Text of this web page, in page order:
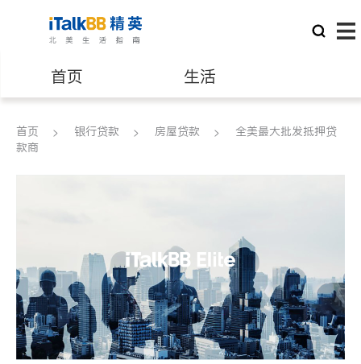
首页 生活
医生 律师
养老 非盈利组织
首页 银行贷款 房屋贷款
全美最大批发抵押贷
款商